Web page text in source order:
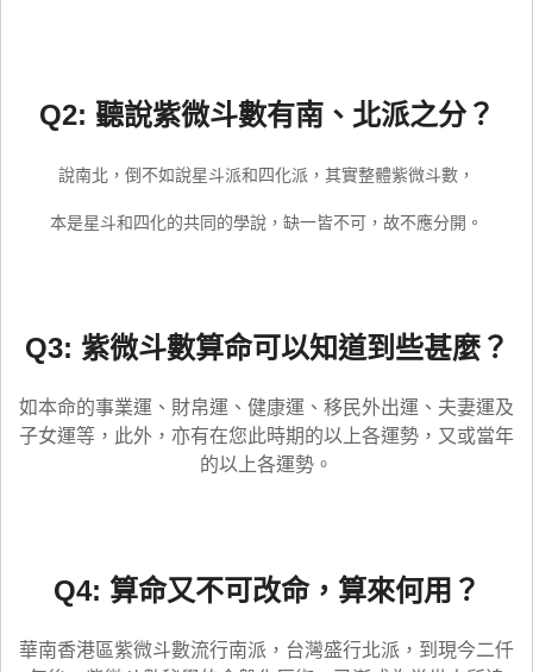
Q2: 聽說紫微斗數有南、北派之分？
說南北，倒不如說星斗派和四化派，其實整體紫微斗數，
本是星斗和四化的共同的學說，缺一皆不可，故不應分開。
Q3: 紫微斗數算命可以知道到些甚麼？
如本命的事業運、財帛運、健康運、移民外出運、夫妻運及
子女運等，此外，亦有在您此時期的以上各運勢，又或當年
的以上各運勢。
Q4: 算命又不可改命，算來何用？
華南香港區紫微斗數流行南派，台灣盛行北派，到現今二仟